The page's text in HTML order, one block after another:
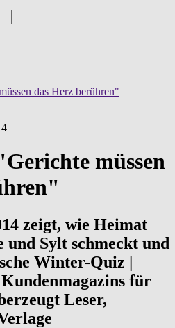
das Herz berühren"
müssen
zeigt, wie Heimat
und Sylt schmeckt und
Winter-Quiz |
für
Leser,